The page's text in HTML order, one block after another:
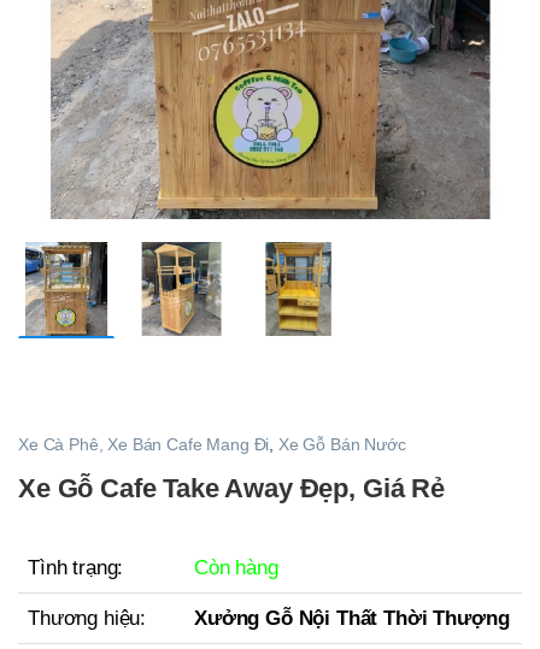
Xe Cà Phê, Xe Bán Cafe Mang Đi Xe Gỗ Bán Nước
Xe Gỗ Cafe Take Away Đẹp, Giá Rẻ
Tình trạng: Còn hàng
Thương hiệu: Xưởng Gỗ Nội Thất Thời Thượng